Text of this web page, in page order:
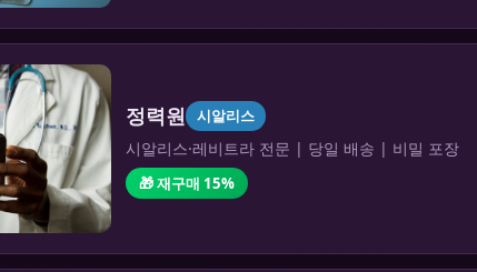
정력원 시알리스
시알리스·레비트라 전문 | 당일 배송 | 비밀 포장
🎁 재구매 15%